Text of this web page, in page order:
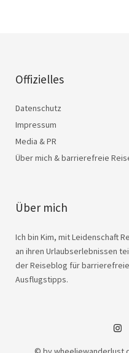
Offizielles
Datenschutz
Impressum
Media & PR
Über mich & barrierefreie
Über mich
Ich bin Kim, mit Leidenschaft
an ihren Urlaubserlebnissen
der Reiseblog für
Ausflugstipps.